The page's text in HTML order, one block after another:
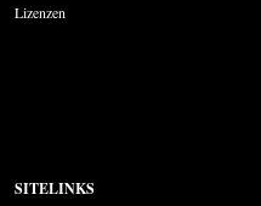
Lizenzen
SITELINKS